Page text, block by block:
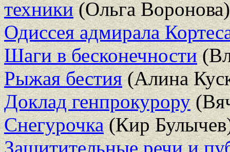
техники(Ольга Воронова)
Одиссея адмирала
Шаги в бесконечности
Рыжая бестия(Алина
Доклад генпрокурору
Снегурочка(Кир
Защитительные речи и